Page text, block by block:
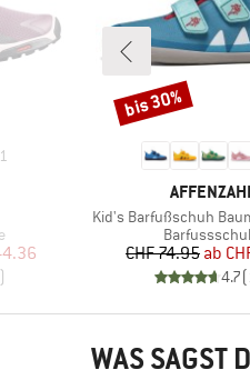
1
Preis
MARKE
Artikel
Kid's Barfußschuh
Preis
CHF 74.95 ab
4.7(
Rabatt
bis 30%
WAS SAGST